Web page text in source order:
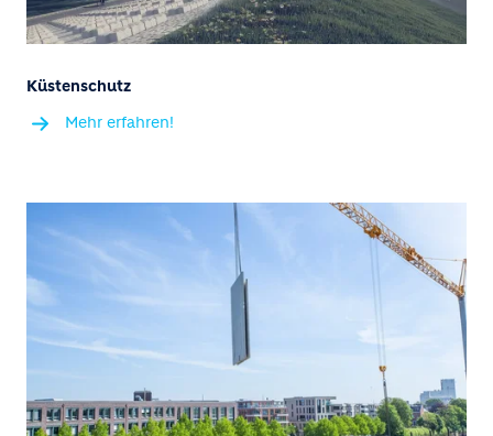
Küstenschutz
Mehr erfahren!